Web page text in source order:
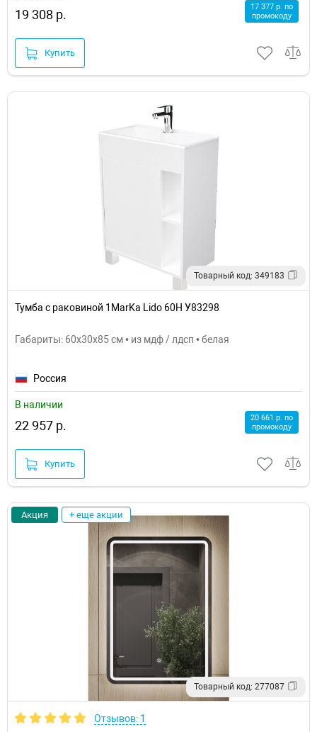
19 308 р.
17 377 р. по
промокоду
Купить
Товарный код: 349183
Тумба с раковиной 1MarKa Lido 60Н У83298
Габариты: 60x30x85 см • из мдф / лдсп • белая
Россия
В наличии
22 957 р.
20 661 р. по
промокоду
Купить
Акция + еще акции
Товарный код: 277087
Отзывов: 1